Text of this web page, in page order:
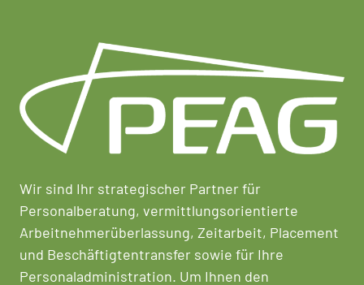
Wir sind Ihr strategischer Partner für
Personalberatung, vermittlungsorientierte
Arbeitnehmerüberlassung, Zeitarbeit, Placement
und Beschäftigtentransfer sowie für Ihre
Personaladministration. Um Ihnen den